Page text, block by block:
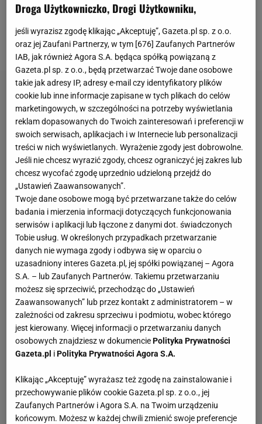
kontrowersji, takich jak chociażby odtworzenia
słynnego obrazu "Ostatnia Wieczerza" w dosyć
zaskakujący, ideologiczny sposób.
Droga Użytkowniczko, Drogi Użytkowniku,
jeśli wyrazisz zgodę klikając „Akceptuję”, Gazeta.pl sp. z o.o.
oraz jej Zaufani Partnerzy, w tym [676] Zaufanych Partnerów
IAB, jak również Agora S.A. będąca spółką powiązaną z
Gazeta.pl sp. z o.o., będą przetwarzać Twoje dane osobowe
takie jak adresy IP, adresy e-mail czy identyfikatory plików
cookie lub inne informacje zapisane w tych plikach do celów
marketingowych, w szczególności na potrzeby wyświetlania
reklam dopasowanych do Twoich zainteresowań i preferencji w
swoich serwisach, aplikacjach i w Internecie lub personalizacji
treści w nich wyświetlanych. Wyrażenie zgody jest dobrowolne.
Jeśli nie chcesz wyrazić zgody, chcesz ograniczyć jej zakres lub
chcesz wycofać zgodę uprzednio udzieloną przejdź do
„Ustawień Zaawansowanych”.
Twoje dane osobowe mogą być przetwarzane także do celów
badania i mierzenia informacji dotyczących funkcjonowania
serwisów i aplikacji lub łączone z danymi dot. świadczonych
Tobie usług. W określonych przypadkach przetwarzanie
danych nie wymaga zgody i odbywa się w oparciu o
uzasadniony interes Gazeta.pl, jej spółki powiązanej – Agora
S.A. – lub Zaufanych Partnerów. Takiemu przetwarzaniu
możesz się sprzeciwić, przechodząc do „Ustawień
Zaawansowanych” lub przez kontakt z administratorem – w
zależności od zakresu sprzeciwu i podmiotu, wobec którego
jest kierowany. Więcej informacji o przetwarzaniu danych
osobowych znajdziesz w dokumenciePolityka Prywatności
Gazeta.pl iPolityka Prywatności Agora S.A.
Klikając „Akceptuję” wyrażasz też zgodę na zainstalowanie i
przechowywanie plików cookie Gazeta.pl sp. z o.o., jej
Zaufanych Partnerów i Agora S.A. na Twoim urządzeniu
końcowym. Możesz w każdej chwili zmienić swoje preferencje